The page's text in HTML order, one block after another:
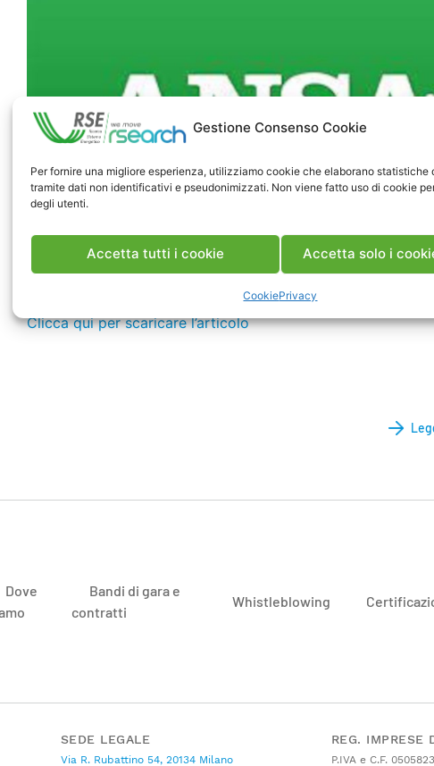
Gestione Consenso Cookie
Per fornire una migliore esperienza, utilizziamo cookie che elaborano statistiche
tramite dati non identificativi e pseudonimizzati. Non viene fatto uso di cookie
degli utenti.
Accetta tutti i cookie Accetta solo i
CookiePrivacy
ANSA, 22 novembre 2017
Clicca qui per scaricare l’articolo
Dove
Bandi di gara e
contratti
Whistleblowing
SEDE LEGALE
Via R. Rubattino 54, 20134 Milano
REG. IMPRESE
P.IVA e C.F.